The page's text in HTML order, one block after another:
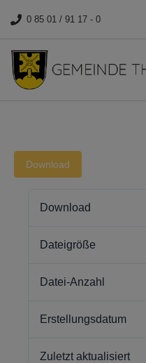
0 85 01 / 91 17 - 0
Download
Download
Dateigröße
Datei-Anzahl
Erstellungsdatum
Zuletzt aktualisiert